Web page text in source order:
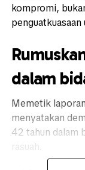
kompromi,
dalam
Memetik
menyatakan
42 tahun dalam